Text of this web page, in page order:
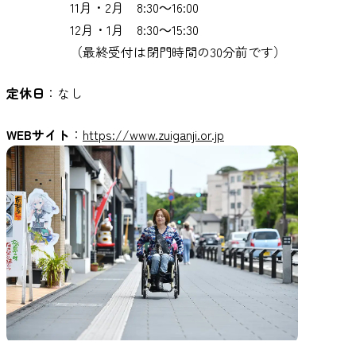
11月・2月 8:30～16:00
12月・1月 8:30～15:30
（最終受付は閉門時間の30分前です）
定休日 ：なし
WEBサイト ： https://www.zuiganji.or.jp